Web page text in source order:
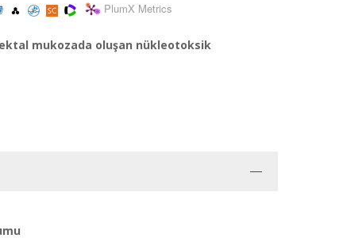
PlumX Metrics
mukozada oluşan nükleotoksik